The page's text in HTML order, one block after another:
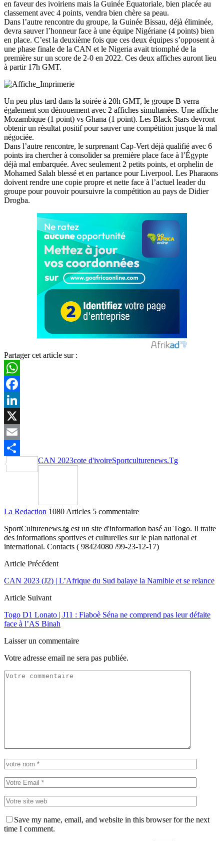
en faveur des ivoiriens mais la Guinée Équatoriale, bien placée au
classement avec 4 points, vendra bien chère sa peau.
Dans l’autre rencontre du groupe, la Guinée Bissau, déjà éliminée,
devra sauver l’honneur face à une équipe Nigériane (4 points) bien
en place. C’est la deuxième fois que ces deux équipes s’opposent à
une phase finale de la CAN et le Nigeria avait triomphé de la
première sur un score de 2-0 en 2022. Ces deux affiches auront lieu
à partir 17h GMT.
Un peu plus tard dans la soirée à 20h GMT, le groupe B verra
également son dénouement avec 2 affiches simultanées. Une affiche
Mozambique (1 point) vs Ghana (1 point). Les Black Stars devront
obtenir un résultat positif pour sauver une compétition jusque là mal
négociée.
Dans l’autre rencontre, le surprenant Cap-Vert déjà qualifié avec 6
points ira chercher à consolider sa première place face à l’Égypte
déjà mal embarquée. Avec seulement 2 petits points, et orphelin de
Mohamed Salah blessé et en partance pour Liverpool. Les Pharaons
doivent rendre une copie propre et nette face à l’actuel leader du
groupe pour pouvoir poursuivre la compétition au pays de Didier
Drogba.
Partager cet article sur :
WhatsApp
Facebook
LinkedIn
X
Email
Partager
CAN 2023cote d'ivoireSportculturenews.Tg
La Redaction 1080 Articles 5 commentaire
SportCulturenews.tg est un site d'information basé au Togo. Il traite
des informations sportives et culturelles sur le plan national et
international. Contacts ( 98424080 /99-23-12-17)
Article Précédent
CAN 2023 (J2) | L’Afrique du Sud balaye la Namibie et se relance
Article Suivant
Togo D1 Lonato | J11 : Fiaboè Séna ne comprend pas leur défaite
face à l’AS Binah
Laisser un commentaire
Votre adresse email ne sera pas publiée.
Save my name, email, and website in this browser for the next
time I comment.